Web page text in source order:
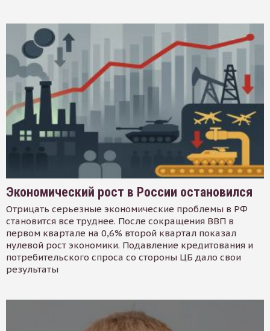
Экономический рост в России остановился
Отрицать серьезные экономические проблемы в РФ
становится все труднее. После сокращения ВВП в
первом квартале на 0,6% второй квартал показал
нулевой рост экономики. Подавление кредитования и
потребительского спроса со стороны ЦБ дало свои
результаты